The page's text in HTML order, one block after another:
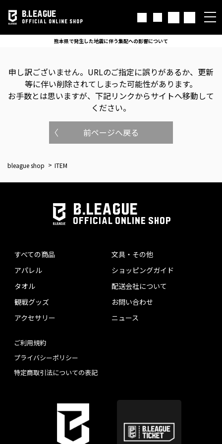
B.LEAGUE
OFFICIAL ONLINE SHOP
熊本県で発生した地震に伴う集配への影響について
申し訳ございません。 URLのご指定に誤りがあるか、更新
等に伴い削除されてしまった可能性があります。
お手数とは思いますが、下記リンクからサイトへ移動して
ください。
前ページへ戻る
bleague shop ITEM
B.LEAGUE
OFFICIAL ONLINE SHOP
すべての商品
アパレル
タオル
観戦グッズ
アクセサリー
文具・その他
ショッピングガイド
配送会社について
お問い合わせ
ニュース
ご利用規約
プライバシーポリシー
特定商取引法についての表記